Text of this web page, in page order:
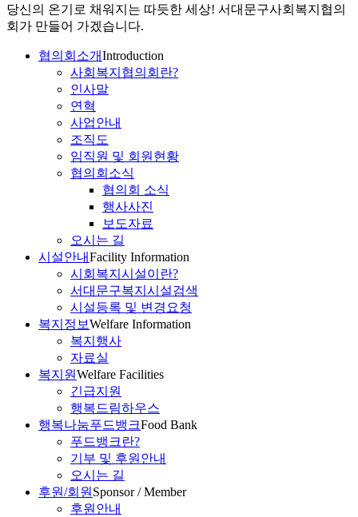
당신의 온기로 채워지는 따듯한 세상! 서대문구사회복지협의
회가 만들어 가겠습니다.
협의회소개Introduction
사회복지협의회란?
인사말
연혁
사업안내
조직도
임직원 및 회원현황
협의회소식
협의회 소식
행사사진
보도자료
오시는 길
시설안내Facility Information
시회복지시설이란?
서대문구복지시설검색
시설등록 및 변경요청
복지정보Welfare Information
복지행사
자료실
복지원Welfare Facilities
긴급지원
행복드림하우스
행복나눔푸드뱅크Food Bank
푸드뱅크란?
기부 및 후원안내
오시는 길
후원/회원 Sponsor / Member
후원안내